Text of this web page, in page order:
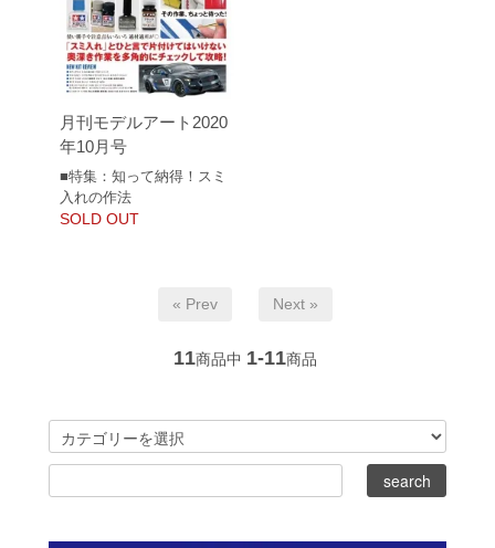
月刊モデルアート2020
年10月号
■特集：知って納得！スミ
入れの作法
SOLD OUT
« Prev Next »
11商品中 1-11商品